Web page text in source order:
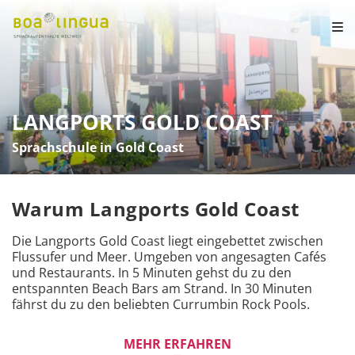
LANGPORTS GOLD COAST
Sprachschule in Gold Coast
Warum Langports Gold Coast
Die Langports Gold Coast liegt eingebettet zwischen
Flussufer und Meer. Umgeben von angesagten Cafés
und Restaurants. In 5 Minuten gehst du zu den
entspannten Beach Bars am Strand. In 30 Minuten
fährst du zu den beliebten Currumbin Rock Pools.
In Sprachworkshops kannst du Grammatik,
MEHR ERFAHREN